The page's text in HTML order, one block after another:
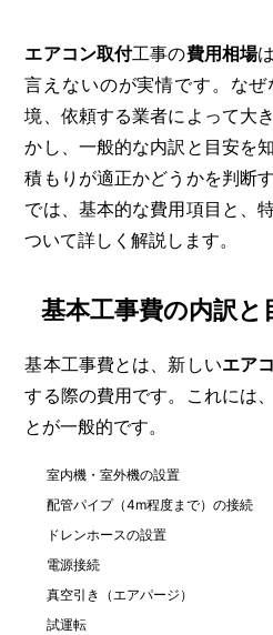
エアコン取付工事の費用相場
言えないのが実情です。な
境、依頼する業者によって大
かし、一般的な内訳と目安を
積もりが適正かどうかを判断
では、基本的な費用項目と、
ついて詳しく解説します。
基本工事費の内訳と
基本工事費とは、新しいエア
する際の費用です。これには
とが一般的です。
室内機・室外機の設置
配管パイプ（4m程度まで）の接続
ドレンホースの設置
電源接続
真空引き（エアパージ）
試運転